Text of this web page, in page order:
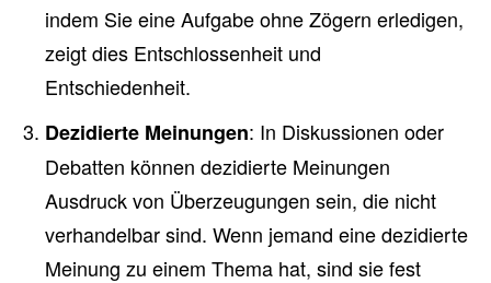
indem Sie eine Aufgabe ohne Zögern erledigen,
zeigt dies Entschlossenheit und
Entschiedenheit.
Dezidierte Meinungen: In Diskussionen oder
Debatten können dezidierte Meinungen
Ausdruck von Überzeugungen sein, die nicht
verhandelbar sind. Wenn jemand eine dezidierte
Meinung zu einem Thema hat, sind sie fest